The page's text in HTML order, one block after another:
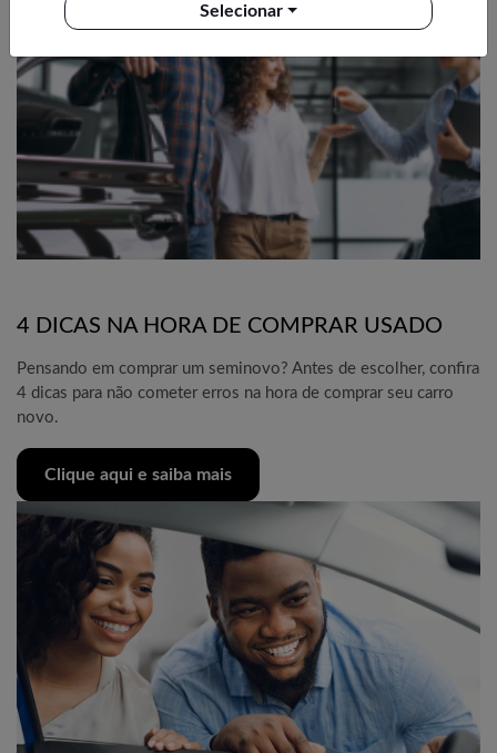
4 DICAS NA HORA DE COMPRAR USADO
Pensando em comprar um seminovo? Antes de escolher, confira
4 dicas para não cometer erros na hora de comprar seu carro
novo.
Clique aqui e saiba mais
Selecionar